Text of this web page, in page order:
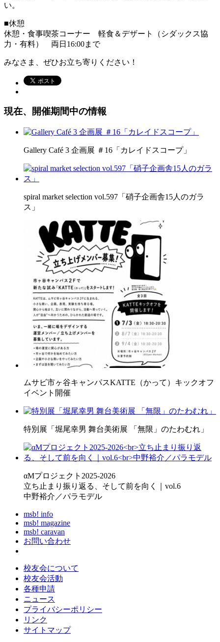
い。
■休憩
休憩・食事喫茶コーナー 軽食＆デザート（シダックス協
力・有料） 両日16:00まで
みなさま、ぜひお立ち寄りください！
現在、開催期間中の情報
Gallery Café 3 企画展 ＃16「カレイドスコープ」
spiral market selection vol.597「硝子企画舎15人のガラ
ス」
ムサビ市ヶ谷キャンパスKATTE（かって）キックオフ
イベント開催
特別展「堀尾幸男 舞台美術展 「無限」のたわむれ」
αMプロジェクト2025-2026
立ち止まり振り返る、そして前を向く｜vol.6
中野裕介／パラモデル
msb! info
msb! magazine
msb! caravan
お問い合わせ
校友会について
校友会活動
各種申請
ニュース
プライバシーポリシー
リンク
サイトマップ